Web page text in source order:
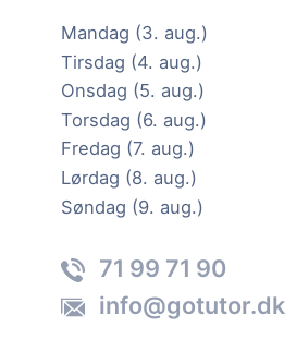
Mandag (3. aug.)
Tirsdag (4. aug.)
Onsdag (5. aug.)
Torsdag (6. aug.)
Fredag (7. aug.)
Lørdag (8. aug.)
Søndag (9. aug.)
71 99 71 90
info@gotutor.dk